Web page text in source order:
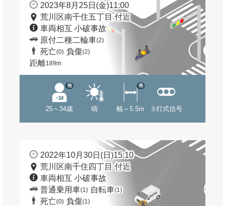
2023年8月25日(金)11:00
荒川区南千住五丁目 付近
車両相互 小破事故
原付二種二輪車(2)
死亡(0) 負傷(2)
距離189m
25～34歳
他
晴 幅～5.5m
他
３灯式信号
2022年10月30日(日)15:10
荒川区南千住四丁目 付近
車両相互 小破事故
普通乗用車(1) 自転車(1)
死亡(0) 負傷(1)